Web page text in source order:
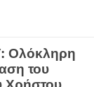
Ολόκληρη
του